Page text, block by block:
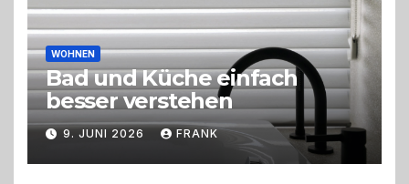
WOHNEN
Bad und Küche einfach
besser verstehen
9. JUNI 2026 FRANK